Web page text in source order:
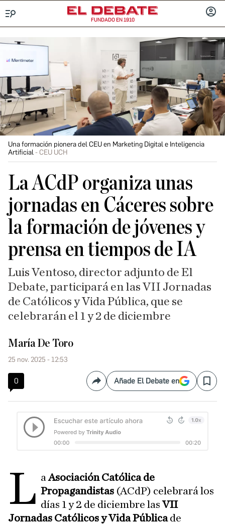
FUNDADO EN 1910
Una formación pionera del CEU en Marketing Digital e Inteligencia
Artificial
CEU UCH
La ACdP organiza unas
jornadas en Cáceres sobre
la formación de jóvenes y
prensa en tiempos de IA
Luis Ventoso, director adjunto de El
Debate, participará en las VII Jornadas
de Católicos y Vida Pública, que se
celebrarán el 1 y 2 de diciembre
María De Toro
25 nov. 2025 - 12:53
0 CompartirAñade El Debate en Save
l aAsociación Católica de
Propagandistas (ACdP) celebrará los
días 1 y 2 de diciembre lasVII
Jornadas Católicos y Vida Públicade